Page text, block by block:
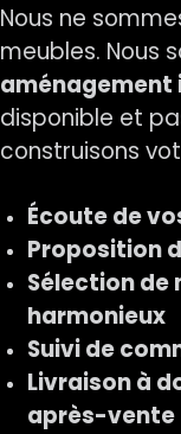
Nous ne
meubles. Nous
aménagement
disponible et
construisons
Écoute de
Proposition
Sélection de
harmonieux
Suivi de
Livraison à
après-vente